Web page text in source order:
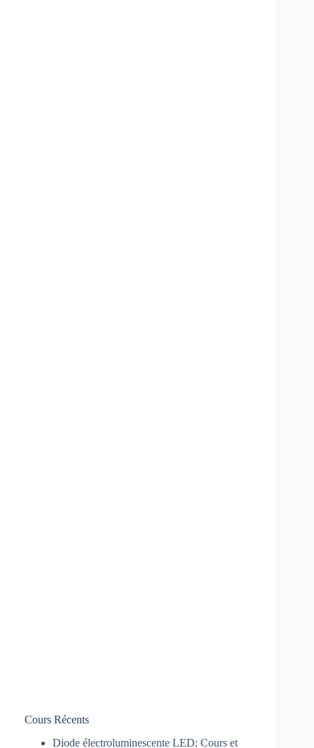
Cours Récents
Diode électroluminescente LED: Cours et